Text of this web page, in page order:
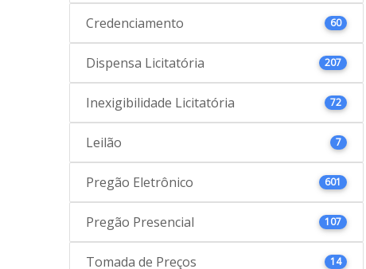
Credenciamento 60
Dispensa Licitatória 207
Inexigibilidade Licitatória 72
Leilão 7
Pregão Eletrônico 601
Pregão Presencial 107
Tomada de Preços 14